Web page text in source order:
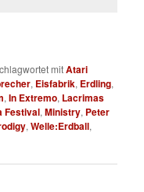
mitAtari
, Eisfabrik, Erdling,
,In Extremo, Lacrimas
Festival,Ministry, Peter
,Welle:Erdball,